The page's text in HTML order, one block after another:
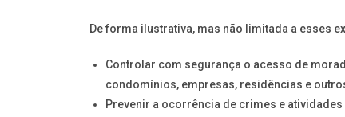
De forma ilustrativa, mas não limitada a esses
Controlar com segurança o acesso de
condomínios, empresas, residências e
Prevenir a ocorrência de crimes e